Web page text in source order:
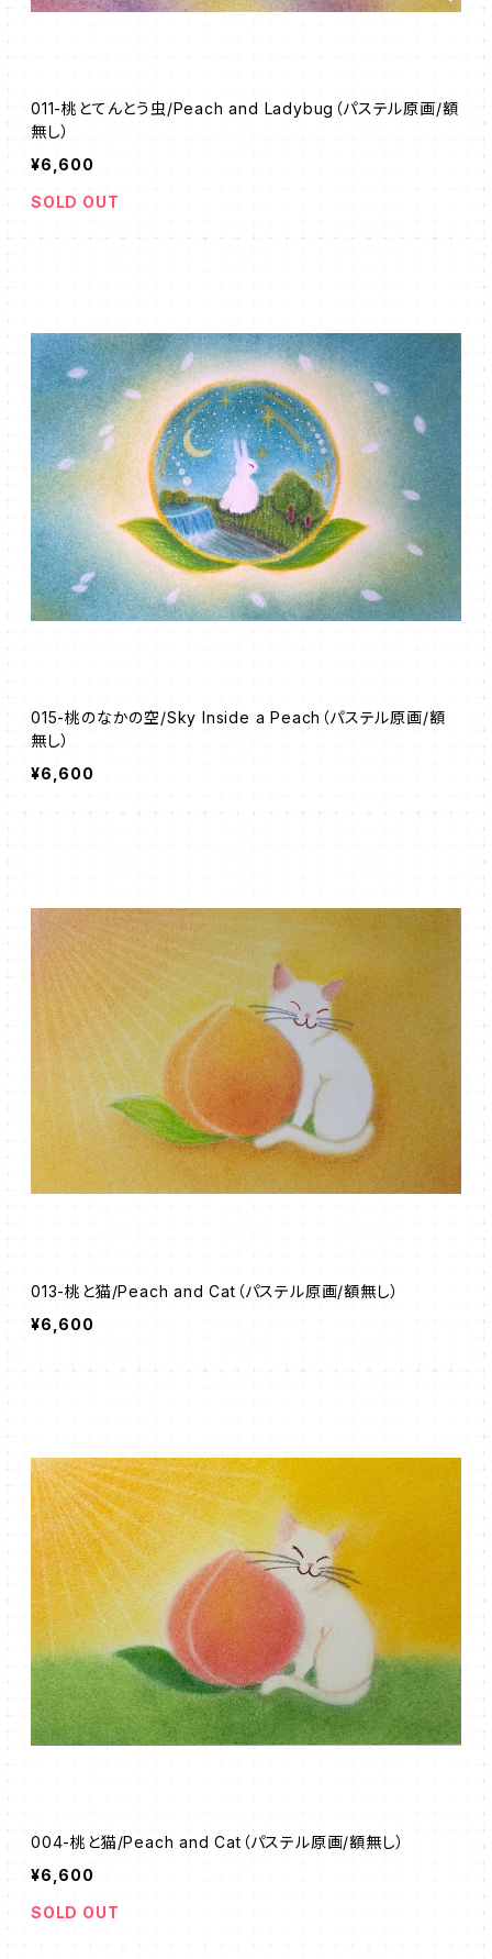
011-桃とてんとう虫/Peach and Ladybug（パステル原画/額
無し）
¥6,600
SOLD OUT
015-桃のなかの空/Sky Inside a Peach（パステル原画/額
無し）
¥6,600
013-桃と猫/Peach and Cat（パステル原画/額無し）
¥6,600
004-桃と猫/Peach and Cat（パステル原画/額無し）
¥6,600
SOLD OUT